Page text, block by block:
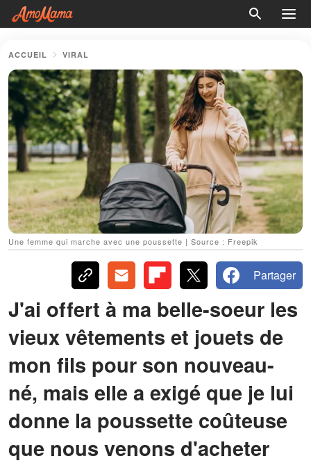
ACCUEIL VIRAL
Une femme qui marche avec une poussette | Source : Freepik
Partager
J'ai offert à ma belle-soeur les
vieux vêtements et jouets de
mon fils pour son nouveau-
né, mais elle a exigé que je lui
donne la poussette coûteuse
que nous venons d'acheter